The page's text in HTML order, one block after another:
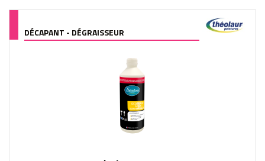
DÉCAPANT - DÉGRAISSEUR